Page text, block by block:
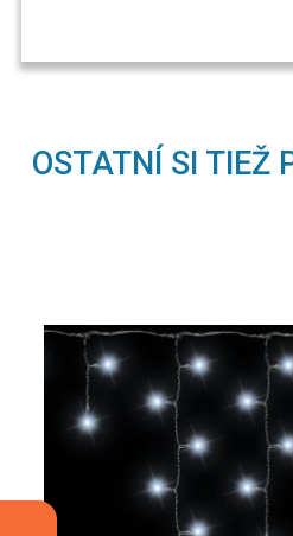
OSTATNÍ SI TIEŽ